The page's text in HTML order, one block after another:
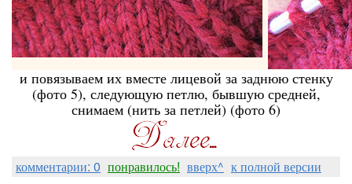
и повязываем их вместе лицевой за заднюю стенку
(фото 5), следующую петлю, бывшую средней,
снимаем (нить за петлей) (фото 6)
комментарии: 0 понравилось! вверх^ к полной версии